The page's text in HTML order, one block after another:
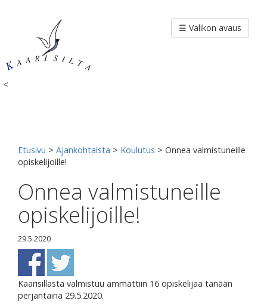
<
☰ Valikon avaus
Etusivu > Ajankohtaista > Koulutus > Onnea valmistuneille
opiskelijoille!
Onnea valmistuneille
opiskelijoille!
29.5.2020
Kaarisillasta valmistuu ammattiin 16 opiskelijaa tänään
perjantaina 29.5.2020.